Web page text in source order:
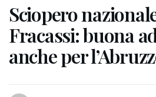
Sciopero
Fracassi: buona
anche per